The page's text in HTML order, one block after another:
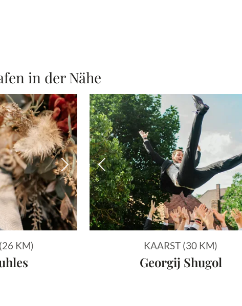
in der Nähe
Nächstes Bild
KM)
Vorheriges Bild
KAARST (30 KM)
Georgij Shugol